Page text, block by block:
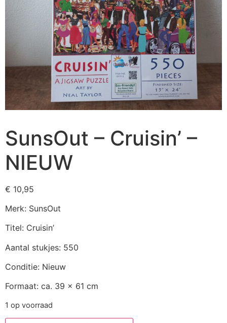
SunsOut – Cruisin’ –
NIEUW
€ 10,95
Merk: SunsOut
Titel: Cruisin’
Aantal stukjes: 550
Conditie: Nieuw
Formaat: ca. 39 x 61 cm
1 op voorraad